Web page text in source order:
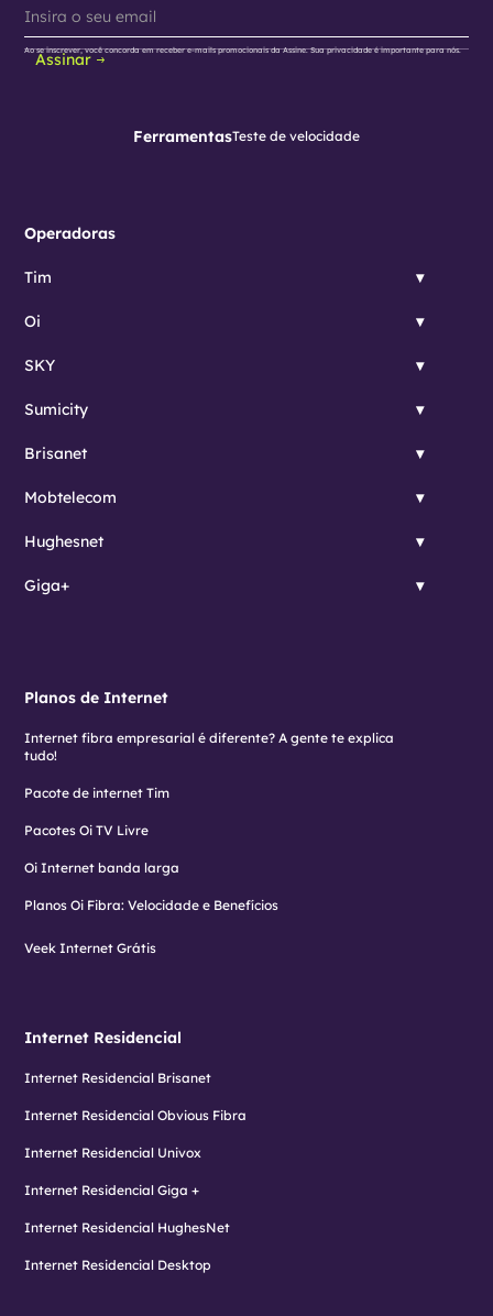
Assinar
Ao se inscrever, você concorda em receber e-mails promocionais da Assine. Sua privacidade é importante para nós.
FerramentasTeste de velocidade
Operadoras
Tim
Oi
SKY
Sumicity
Brisanet
Mobtelecom
Hughesnet
Giga+
Planos de Internet
Internet fibra empresarial é diferente? A gente te explica
tudo!
Pacote de internet Tim
Pacotes Oi TV Livre
Oi Internet banda larga
Planos Oi Fibra: Velocidade e Benefícios
Veek Internet Grátis
Internet Residencial
Internet Residencial Brisanet
Internet Residencial Obvious Fibra
Internet Residencial Univox
Internet Residencial Giga +
Internet Residencial HughesNet
Internet Residencial Desktop